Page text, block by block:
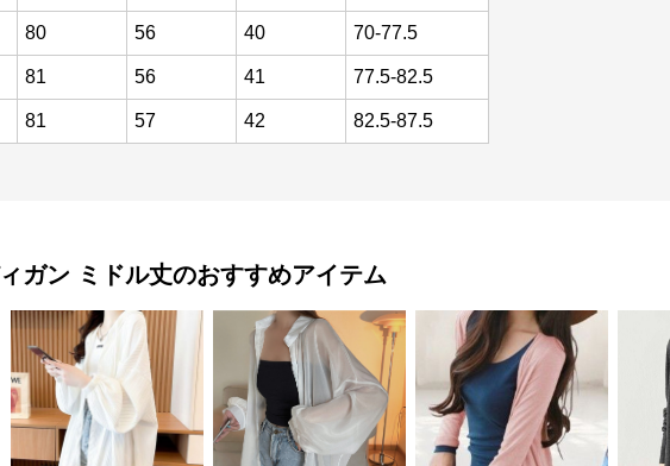
80 56 40 70-77.5
81 56 41 77.5-82.5
81 57 42 82.5-87.5
ガン ミドル丈のおすすめアイテム